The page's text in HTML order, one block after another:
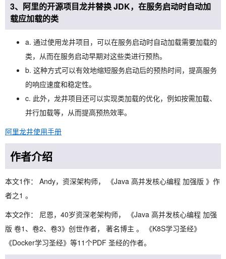
3、阿里的开源项目龙井替换 JDK，在服务启动时自动加
载应加载的类
a. 通过使用龙井项目，可以在服务启动时自动加载需要加载的
类，从而在服务启动早期对这些类进行预热。
b. 这种方式可以有效地缩短服务启动后的预热时间，提高服务
的响应速度和稳定性。
c. 此外，龙井项目还可以实现类加载的优化，例如按需加载、
并行加载等，从而提高预热效率。
阿里龙井使用手册
作者介绍
本文1作： Andy，资深架构师， 《Java 高并发核心编程 加强版 》作
者之1 。
本文2作： 尼恩，40岁资深老架构师， 《Java 高并发核心编程 加强
版 卷1、卷2、卷3》创世作者， 著名博主 。 《K8S学习圣经》
《Docker学习圣经》等11个PDF 圣经的作者。